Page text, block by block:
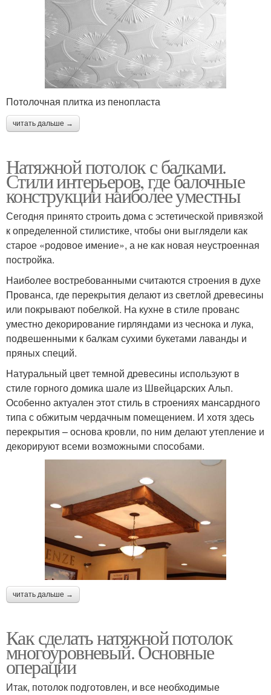
Потолочная плитка из пенопласта
читать дальше →
Натяжной потолок с балками.
Стили интерьеров, где балочные
конструкции наиболее уместны
Сегодня принято строить дома с эстетической привязкой
к определенной стилистике, чтобы они выглядели как
старое «родовое имение», а не как новая неустроенная
постройка.
Наиболее востребованными считаются строения в духе
Прованса, где перекрытия делают из светлой древесины
или покрывают побелкой. На кухне в стиле прованс
уместно декорирование гирляндами из чеснока и лука,
подвешенными к балкам сухими букетами лаванды и
пряных специй.
Натуральный цвет темной древесины используют в
стиле горного домика шале из Швейцарских Альп.
Особенно актуален этот стиль в строениях мансардного
типа с обжитым чердачным помещением. И хотя здесь
перекрытия – основа кровли, по ним делают утепление и
декорируют всеми возможными способами.
читать дальше →
Как сделать натяжной потолок
многоуровневый. Основные
операции
Итак, потолок подготовлен, и все необходимые